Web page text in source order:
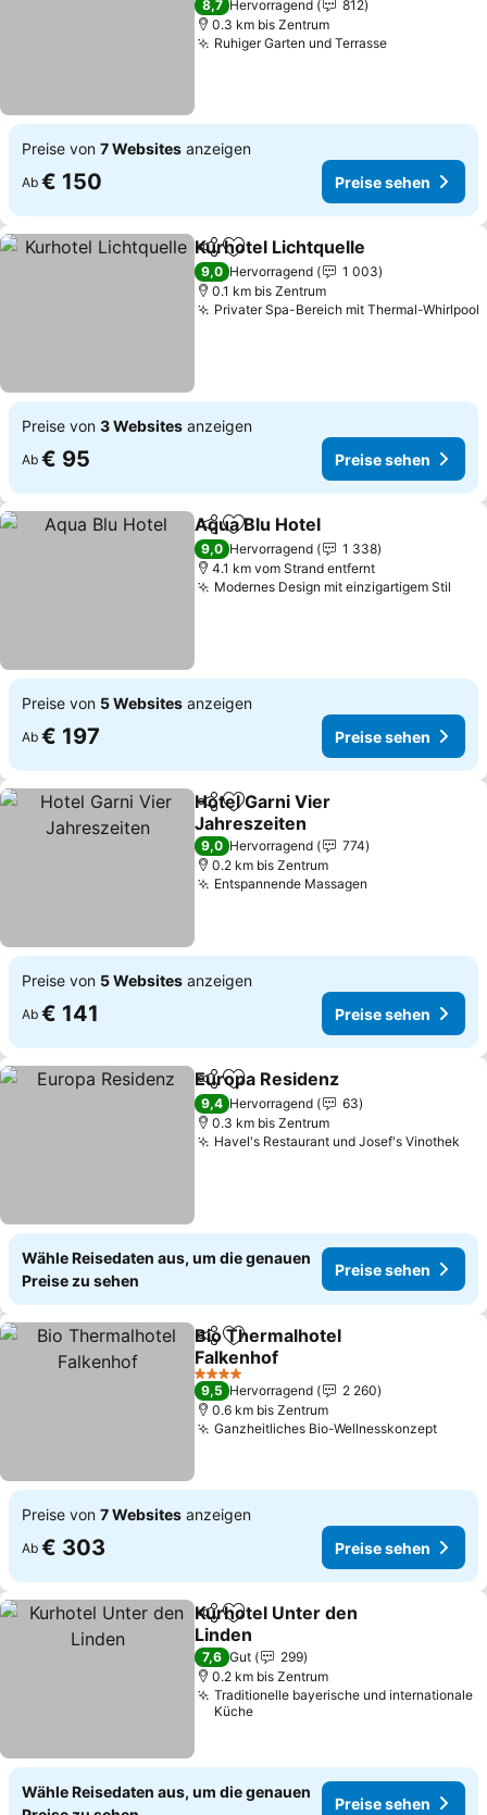
8,7 Hervorragend
812
0.3 km bis Zentrum
Ruhiger Garten und TerrassePreise
Preise von 7 Websites anzeigen
Ab € 150 Preise sehen
TeilenZu Favoriten hinzufügen
Kurhotel Lichtquelle
9,0 Hervorragend
1 003
0.1 km bis Zentrum
Privater Spa-Bereich mit Thermal-Whirlpool
Preise von 3 Websites anzeigen
Ab € 95 Preise sehen
TeilenZu Favoriten hinzufügen
Aqua Blu Hotel
9,0 Hervorragend
1 338
4.1 km vom Strand entfernt
Modernes Design mit einzigartigem Stil
Preise von 5 Websites anzeigen
Ab € 197 Preise sehen
TeilenZu Favoriten hinzufügen
Hotel Garni Vier
Jahreszeiten
Preise sehen
9,0 Hervorragend
774
0.2 km bis Zentrum
Entspannende Massagen
Preise von 5 Websites anzeigen
Ab € 141 Preise sehen
TeilenZu Favoriten hinzufügen
Europa Residenz
9,4 Hervorragend
63
0.3 km bis Zentrum
Havel's Restaurant und Josef's Vinothek
Wähle Reisedaten aus, um die genauen
Preise zu sehen
Preise sehen
TeilenZu Favoriten hinzufügen
Bio Thermalhotel
Falkenhof
Preise sehen
4 Sterne
9,5 Hervorragend
2 260
0.6 km bis Zentrum
Ganzheitliches Bio-Wellnesskonzept
Preise von 7 Websites anzeigen
Ab € 303 Preise sehen
TeilenZu Favoriten hinzufügen
Kurhotel Unter den
Linden
Preise sehen
7,6 Gut
299
0.2 km bis Zentrum
Traditionelle bayerische und internationale
Küche
Wähle Reisedaten aus, um die genauen
Preise sehen